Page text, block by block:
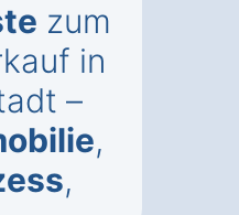
zum
in
–
,
,